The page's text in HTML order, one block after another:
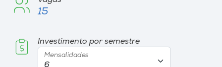
I.nova
15
Investimento por semestre
Mensalidades